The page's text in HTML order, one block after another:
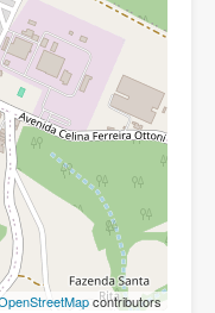
contributors